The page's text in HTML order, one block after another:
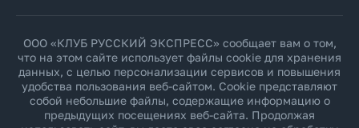
ООО «КЛУБ РУССКИЙ ЭКСПРЕСС» сообщает вам о том,
что на этом сайте использует файлы cookie для хранения
данных, с целью персонализации сервисов и повышения
удобства пользования веб-сайтом. Cookie представляют
собой небольшие файлы, содержащие информацию о
предыдущих посещениях веб-сайта. Продолжая